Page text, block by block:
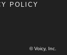
POLICY
© Voicy, Inc.